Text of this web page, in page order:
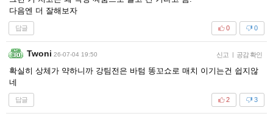
다음엔 더 잘해보자
답글 0
0
Twoni 26-07-04 19:50 신고 | 공감 확인
확실히 상체가 약하니까 강팀전은 바텀 똥꼬쇼로 매치 이기는건 쉽지않
네
답글 3
2